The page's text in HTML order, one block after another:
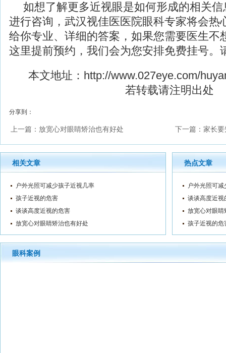
如想了解更多近视眼是如何形成的相关
进行咨询，武汉视佳医医院眼科专家将会热
给你专业、详细的答案，如果您需要医生不
这里提前预约，我们会为您安排免费挂号。
本文地址： http://www.027eye.com/
若转载请注明出处
分享到：
上一篇： 放宽心对眼睛矫治也有好处 下一篇： 家长
相关文章
户外光照可减少孩子近视几率
孩子近视的危害
谈谈高度近视的危害
放宽心对眼睛矫治也有好处
热点文章
户外光照可
谈谈高度近视
放宽心对眼睛
孩子近视的危
眼科案例